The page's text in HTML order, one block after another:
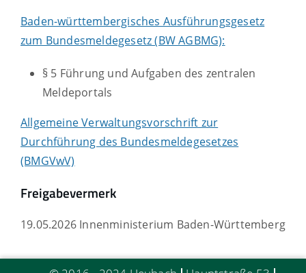
Baden-württembergisches Ausführungsgesetz
zum Bundesmeldegesetz (BW AGBMG):
§ 5 Führung und Aufgaben des zentralen
Meldeportals
Allgemeine Verwaltungsvorschrift zur
Durchführung des Bundesmeldegesetzes
(BMGVwV)
Freigabevermerk
19.05.2026 Innenministerium Baden-Württemberg